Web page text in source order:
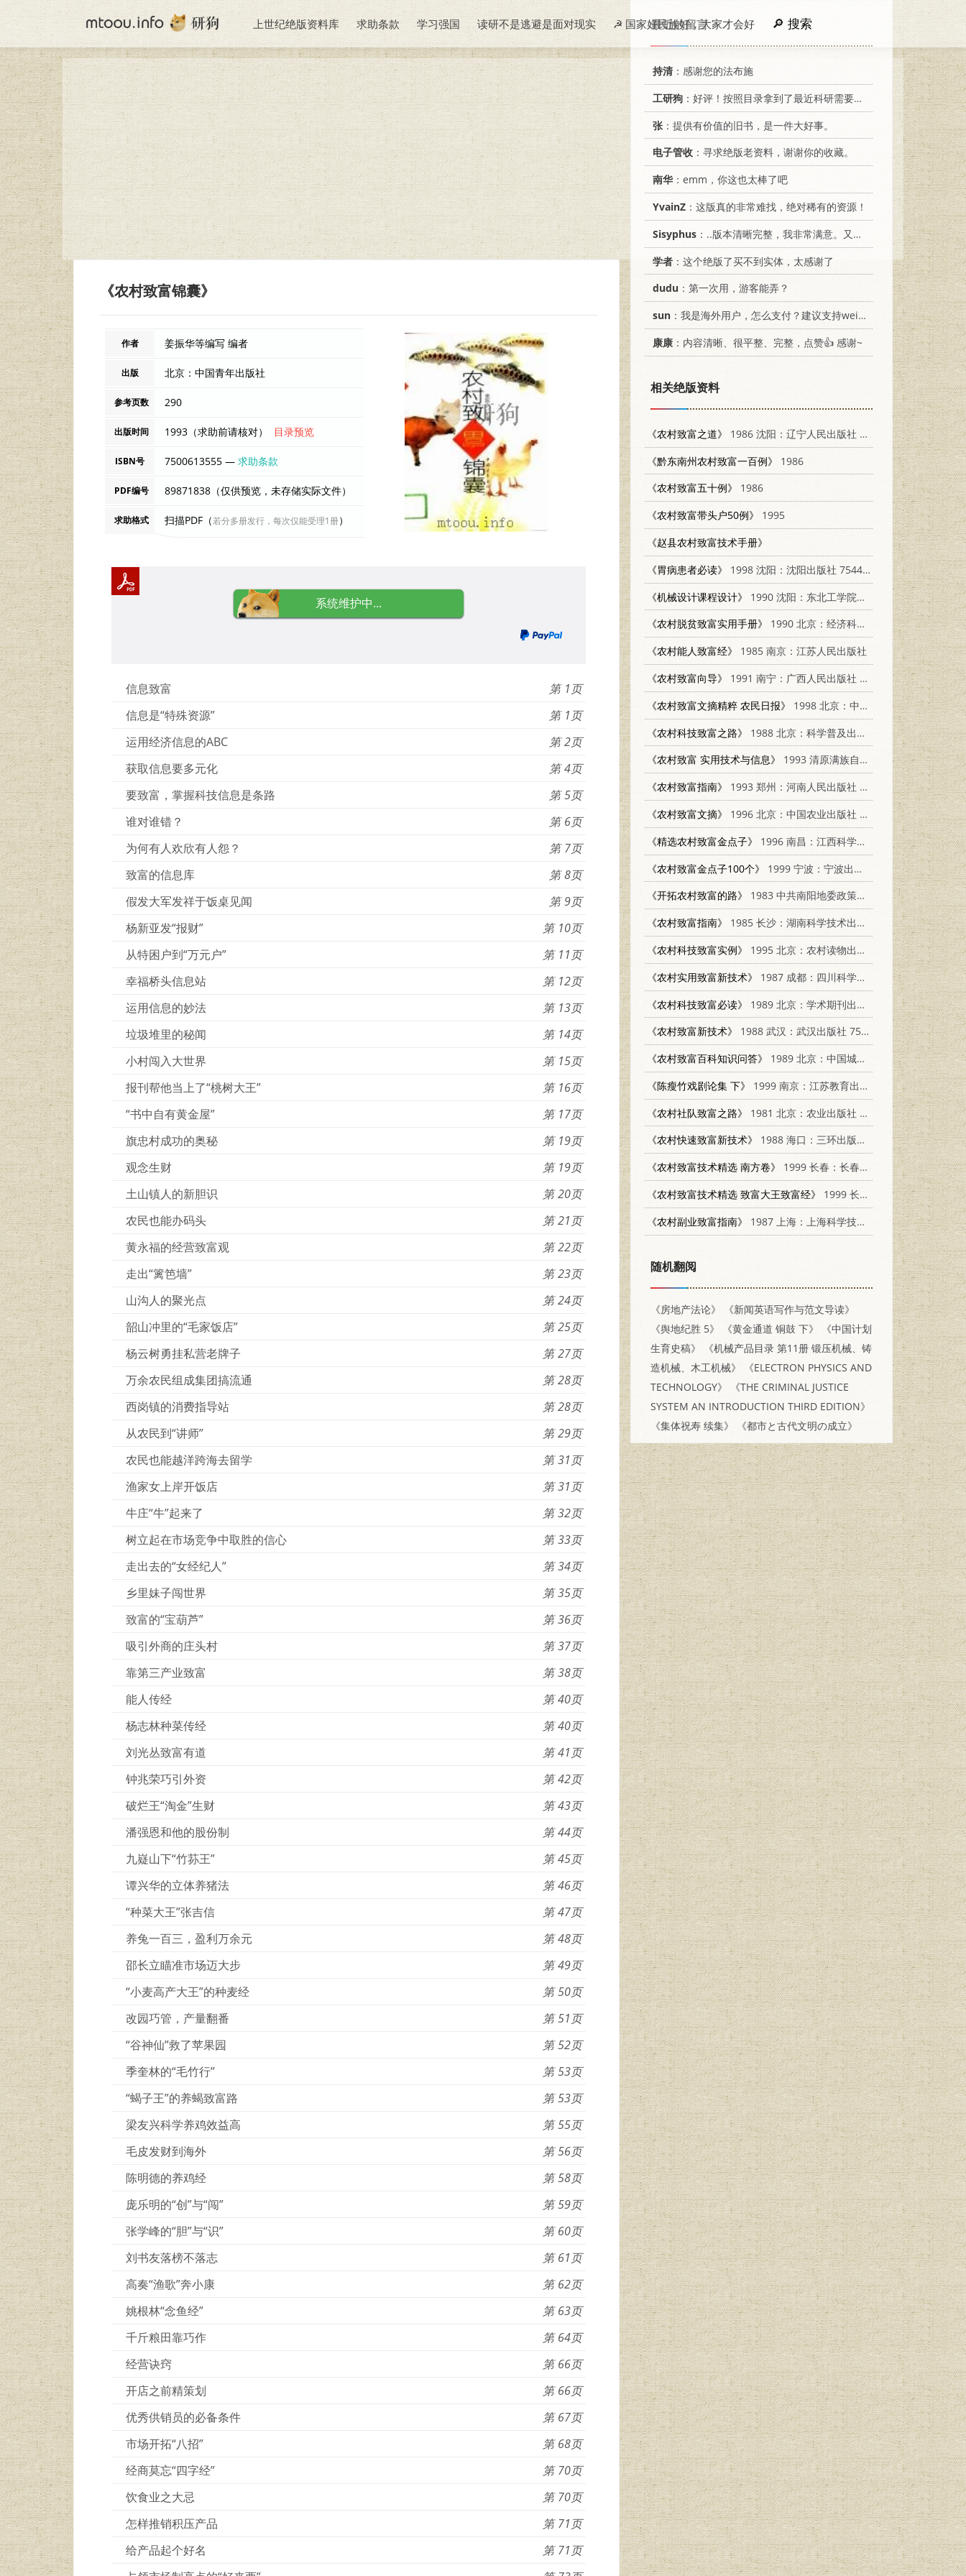
上世纪绝版资料库 求助条款 学习强国 读研不是逃避是面对现实 ☭ 国家好民族好，大家才会好 搜索
《农村致富锦囊》
作者 姜振华等编写 编者
出版 北京：中国青年出版社
参考页数 290
出版时间 1993（求助前请核对） 目录预览
ISBN号 7500613555 —求助条款
PDF编号 89871838（仅供预览，未存储实际文件）
求助格式 扫描PDF（若分多册发行，每次仅能受理1册）
系统维护中...
信息致富
1
信息是“特殊资源”
1
运用经济信息的ABC
2
获取信息要多元化
4
要致富，掌握科技信息是条路
5
谁对谁错？
6
为何有人欢欣有人怨？
7
致富的信息库
8
假发大军发祥于饭桌见闻
9
杨新亚发“报财”
10
从特困户到“万元户”
11
幸福桥头信息站
12
运用信息的妙法
13
垃圾堆里的秘闻
14
小村闯入大世界
15
报刊帮他当上了“桃树大王”
16
“书中自有黄金屋”
17
旗忠村成功的奥秘
19
观念生财
19
土山镇人的新胆识
20
农民也能办码头
21
黄永福的经营致富观
22
走出“篱笆墙”
23
山沟人的聚光点
24
韶山冲里的“毛家饭店”
25
杨云树勇挂私营老牌子
27
万余农民组成集团搞流通
28
西岗镇的消费指导站
28
从农民到“讲师”
29
农民也能越洋跨海去留学
31
渔家女上岸开饭店
31
牛庄“牛”起来了
32
树立起在市场竞争中取胜的信心
33
走出去的“女经纪人”
34
乡里妹子闯世界
35
致富的“宝葫芦”
36
吸引外商的庄头村
37
靠第三产业致富
38
能人传经
40
杨志林种菜传经
40
刘光丛致富有道
41
钟兆荣巧引外资
42
破烂王“淘金”生财
43
潘强恩和他的股份制
44
九嶷山下“竹荪王”
45
谭兴华的立体养猪法
46
“种菜大王”张吉信
47
养兔一百三，盈利万余元
48
邵长立瞄准市场迈大步
49
“小麦高产大王”的种麦经
50
改园巧管，产量翻番
51
“谷神仙”救了苹果园
52
季奎林的“毛竹行”
53
“蝎子王”的养蝎致富路
53
梁友兴科学养鸡效益高
55
毛皮发财到海外
56
陈明德的养鸡经
58
庞乐明的“创”与“闯”
59
张学峰的“胆”与“识”
60
刘书友落榜不落志
61
高奏“渔歌”奔小康
62
姚根林“念鱼经”
63
千斤粮田靠巧作
64
经营诀窍
66
开店之前精策划
66
优秀供销员的必备条件
67
市场开拓“八招”
68
经商莫忘“四字经”
70
饮食业之大忌
70
怎样推销积压产品
71
给产品起个好名
71
最近的留言
持清 ：感谢您的法布施
工研狗 ：好评！按照目录拿到了最近科研需要的材料！
张 ：提供有价值的旧书，是一件大好事。
电子管收 ：寻求绝版老资料，谢谢你的收藏。
南华：emm，你这也太棒了吧
YvainZ ：这版真的非常难找，绝对稀有的资源！
Sisyphus ：..版本清晰完整，我非常满意。又及，这本《话语的真相》...
学者 ：这个绝版了买不到实体，太感谢了
dudu ：第一次用，游客能弄？
sun ：我是海外用户，怎么支付？建议支持weixin支付
康康 ：内容清晰、很平整、完整，点赞👍 感谢~
相关绝版资料
《农村致富之道》
1986 沈阳：辽宁人民出版社 3090·775
《黔东南州农村致富一百例》
1986
《农村致富五十例》
1986
《农村致富带头户50例》
1995
《赵县农村致富技术手册》
《胃病患者必读》
1998 沈阳：沈阳出版社 7544111415
《机械设计课程设计》
1990 沈阳：东北工学院出版社 7810062468
《农村脱贫致富实用手册》
1990 北京：经济科学出版社 7505803050
《农村能人致富经》
1985 南京：江苏人民出版社
《农村致富向导》
1991 南宁：广西人民出版社 7219019629
《农村致富文摘精粹 农民日报》
1998 北京：中国人民大学出版社 7300025730
《农村科技致富之路》
1988 北京：科学普及出版社 7110006387
《农村致富 实用技术与信息》
1993 清原满族自治县技术市场
《农村致富指南》
1993 郑州：河南人民出版社 7215025985
《农村致富文摘》
1996 北京：中国农业出版社 7109043789
《精选农村致富金点子》
1996 南昌：江西科学技术出版社 7539010886
《农村致富金点子100个》
1999 宁波：宁波出版社 780602350X
《开拓农村致富的路》
1983 中共南阳地委政策研究室
《农村致富指南》
1985 长沙：湖南科学技术出版社 16204·223
《农村科技致富实例》
1995 北京：农村读物出版社 7504824348
《农村实用致富新技术》
1987 成都：四川科学技术出版社 7536400675
《农村科技致富必读》
1989 北京：学术期刊出版社 7800451410
《农村致富新技术》
1988 武汉：武汉出版社 7543001888
《农村致富百科知识问答》
1989 北京：中国城市经济社会出版社 750740154S
《陈瘦竹戏剧论集 下》
1999 南京：江苏教育出版社 7534334861
《农村社队致富之路》
1981 北京：农业出版社 4144·374
《农村快速致富新技术》
1988 海口：三环出版社 7805644934
《农村致富技术精选 南方卷》
1999 长春：长春出版社 7806047530
《农村致富技术精选 致富大王致富经》
1999 长春：长春出版社 7806047530
《农村副业致富指南》
1987 上海：上海科学技术出版社 7532300110
随机翻阅
《房地产法论》
《新闻英语写作与范文导读》
《舆地纪胜 5》
《黄金通道 铜鼓 下》
《中国计划
生育史稿》
《机械产品目录 第11册 锻压机械、铸
造机械、木工机械》
《ELECTRON PHYSICS AND
TECHNOLOGY》
《THE CRIMINAL JUSTICE
SYSTEM AN INTRODUCTION THIRD EDITION》
《集体祝寿 续集》
《都市と古代文明の成立》